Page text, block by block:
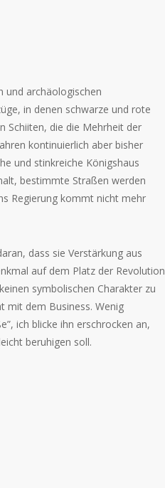
und archäologischen
in denen schwarze und rote
Schiiten, die die Mehrheit der
kontinuierlich aber bisher
und stinkreiche Königshaus
bestimmte Straßen werden
Regierung kommt nicht mehr
dass sie Verstärkung aus
auf dem Platz der Revolution
symbolischen Charakter zu
mit dem Business. Wenig
ich blicke ihn erschrocken an,
beruhigen soll.